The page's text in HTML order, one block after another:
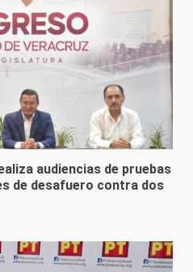
audiencias de pruebas
de desafuero contra dos